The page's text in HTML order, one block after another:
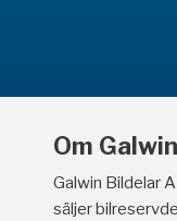
Om Galwin
Galwin Bildelar
säljer